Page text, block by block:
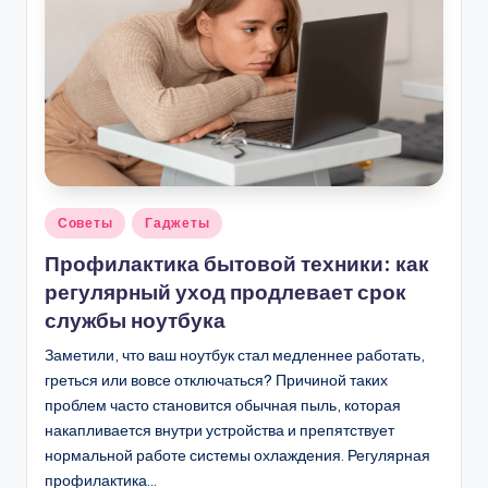
Опубликовано
Советы Гаджеты
Профилактика бытовой техники: как
регулярный уход продлевает срок
службы ноутбука
Заметили, что ваш ноутбук стал медленнее работать,
греться или вовсе отключаться? Причиной таких
проблем часто становится обычная пыль, которая
накапливается внутри устройства и препятствует
нормальной работе системы охлаждения. Регулярная
профилактика…